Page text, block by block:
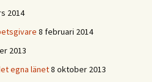
2014
8 februari 2014
2013
egna länet8 oktober 2013